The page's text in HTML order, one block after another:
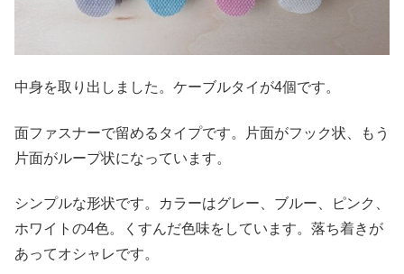
中身を取り出しました。ケーブルタイが4個です。
面ファスナーで留めるタイプです。片面がフック状、もう
片面がループ状になっています。
シンプルな形状です。カラーはグレー、ブルー、ピンク、
ホワイトの4色。くすんだ色味をしています。落ち着きが
あってオシャレです。